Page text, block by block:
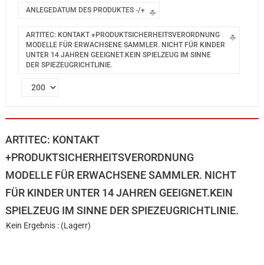
ANLEGEDATUM DES PRODUKTES -/+
ARTITEC: KONTAKT +PRODUKTSICHERHEITSVERORDNUNG
MODELLE FÜR ERWACHSENE SAMMLER. NICHT FÜR KINDER
UNTER 14 JAHREN GEEIGNET.KEIN SPIELZEUG IM SINNE
DER SPIEZEUGRICHTLINIE.
ARTITEC: KONTAKT
+PRODUKTSICHERHEITSVERORDNUNG
MODELLE FÜR ERWACHSENE SAMMLER. NICHT
FÜR KINDER UNTER 14 JAHREN GEEIGNET.KEIN
SPIELZEUG IM SINNE DER SPIEZEUGRICHTLINIE.
Kein Ergebnis : (Lagerr)